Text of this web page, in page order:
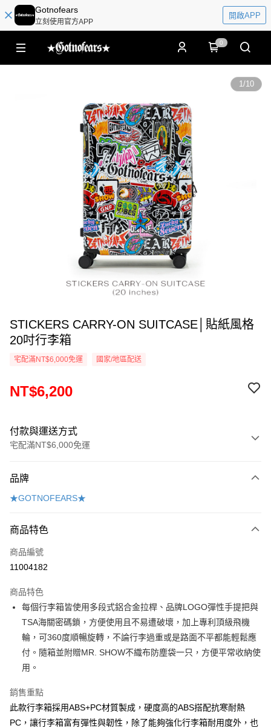
Gotnofears
立刻使用官方APP
開啟APP
0
1/10
STICKERS CARRY-ON SUITCASE│貼紙風格
20吋行李箱
宅配滿NT$6,000免運 國家/地區配送
NT$6,200
付款與運送方式
宅配滿NT$6,000免運
信用卡一次付款
悠遊付
AFTEE先享後付
相關說明
AFTEE先享後付是「在收到商品之後才付款」的支付方式。 讓您購物簡單
便利好安心！
１．簡單：不需註冊會員、不需綁卡、不需儲值。
２．便利：只要手機號碼，簡訊認證，即可結帳。
３．安心：先確認商品／服務後，再付款。
【「AFTEE先享後付」結帳流程】
１．於結帳方式選擇「AFTEE先享後付」後，將跳轉至「AFTEE先享後付」
２．訂單成立數日內，您將收到繳費通知簡訊。
ATM／網路銀行／等多元方式進行付款，方視為交易完成。
※ 請注意：結帳手續完成當下不需立刻繳費，但若您需要取消訂單，請聯絡
ATM付款
運送方式
宅配
每筆NT$190，滿NT$6,000(含以上)免運費
每筆NT$320，滿NT$8,000(含以上)免運費
付款後門市自取
品牌
★GOTNOFEARS★
商品特色
商品編號
11004182
商品特色
每個行李箱皆使用多段式鋁合金拉桿、品牌LOGO彈性手提把與
TSA海關密碼鎖，方便使用且不易遭破壞，加上專利頂級飛機
輪，可360度順暢旋轉，不論行李過重或是路面不平都能輕鬆應
付。隨箱並附贈MR. SHOW不織布防塵袋一只，方便平常收納使
用。
銷售重點
此款行李箱採用ABS+PC材質製成，硬度高的ABS搭配抗寒耐熱
PC，讓行李箱富有彈性與韌性，除了能夠強化行李箱耐用度外，也